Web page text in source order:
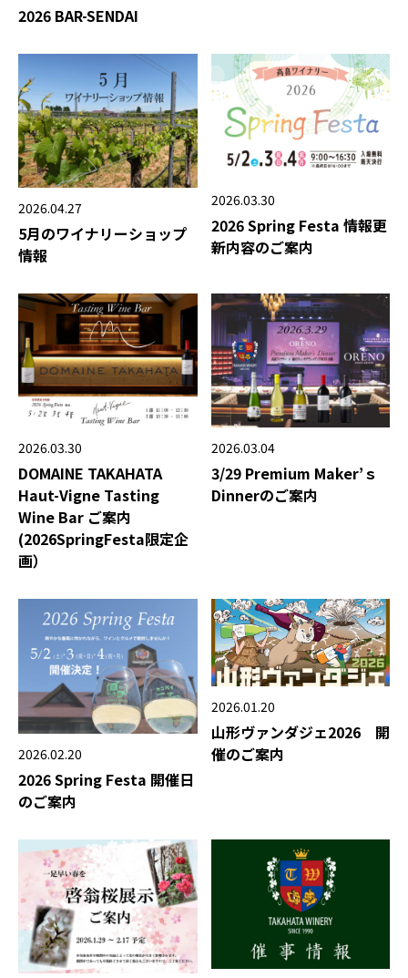
2026 BAR-SENDAI
2026.04.27
5月のワイナリーショップ
情報
2026.03.30
2026 Spring Festa 情報更
新内容のご案内
2026.03.30
DOMAINE TAKAHATA
Haut-Vigne Tasting
Wine Bar ご案内
(2026SpringFesta限定企
画）
2026.03.04
3/29 Premium Maker’ｓ
Dinnerのご案内
2026.02.20
2026 Spring Festa 開催日
のご案内
2026.01.20
山形ヴァンダジェ2026 開
催のご案内